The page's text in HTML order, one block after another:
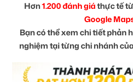
Hơn1.200 đánh giáthực tế
Google
Bạn có thể xem chi tiết phản
nghiệm tại từng chi nhánh